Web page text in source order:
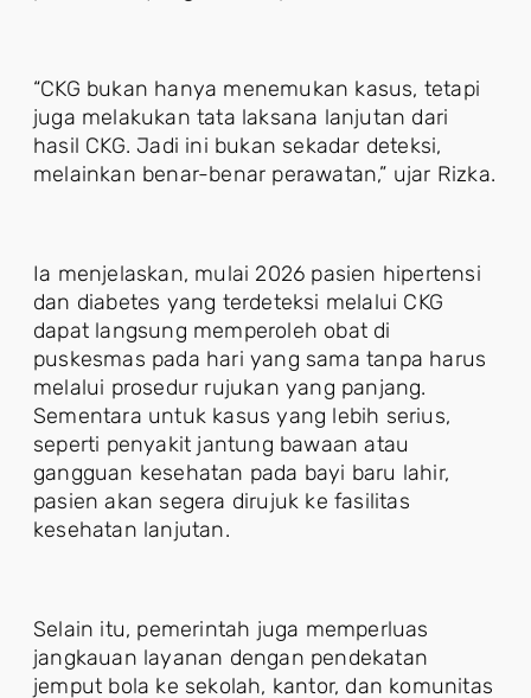
“CKG bukan hanya menemukan kasus, tetapi
juga melakukan tata laksana lanjutan dari
hasil CKG. Jadi ini bukan sekadar deteksi,
melainkan benar-benar perawatan,” ujar Rizka.
Ia menjelaskan, mulai 2026 pasien hipertensi
dan diabetes yang terdeteksi melalui CKG
dapat langsung memperoleh obat di
puskesmas pada hari yang sama tanpa harus
melalui prosedur rujukan yang panjang.
Sementara untuk kasus yang lebih serius,
seperti penyakit jantung bawaan atau
gangguan kesehatan pada bayi baru lahir,
pasien akan segera dirujuk ke fasilitas
kesehatan lanjutan.
Selain itu, pemerintah juga memperluas
jangkauan layanan dengan pendekatan
jemput bola ke sekolah, kantor, dan komunitas